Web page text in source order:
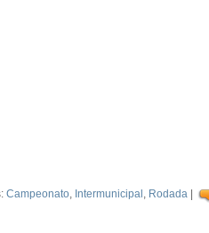
Campeonato, Intermunicipal , Rodada